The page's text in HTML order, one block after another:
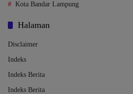
Kota Bandar Lampung
Halaman
Disclaimer
Indeks
Indeks Berita
Indeks Berita